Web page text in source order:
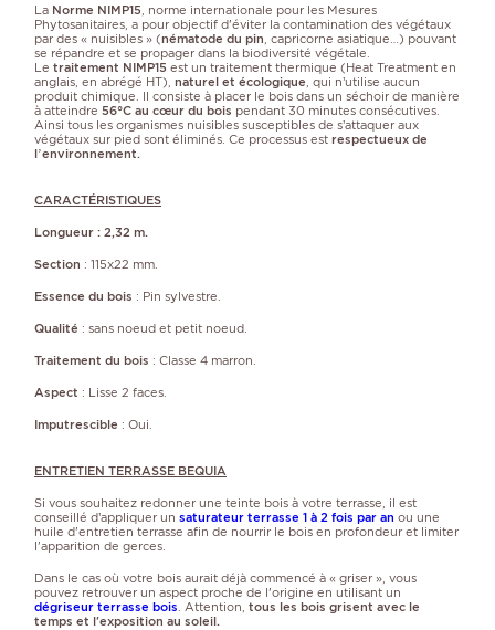
La Norme NIMP15 , norme internationale pour les Mesures
Phytosanitaires, a pour objectif d'éviter la contamination des végétaux
par des « nuisibles » (nématode du pin , capricorne asiatique…) pouvant
se répandre et se propager dans la biodiversité végétale.
Le traitement NIMP15 est un traitement thermique (Heat Treatment en
anglais, en abrégé HT), naturel et écologique , qui n’utilise aucun
produit chimique. Il consiste à placer le bois dans un séchoir de manière
à atteindre 56°C au cœur du bois pendant 30 minutes consécutives.
Ainsi tous les organismes nuisibles susceptibles de s’attaquer aux
végétaux sur pied sont éliminés. Ce processus est respectueux de
l’environnement.
CARACTÉRISTIQUES
Longueur : 2,32 m.
Section : 115x22 mm.
Essence du bois : Pin sylvestre.
Qualité : sans noeud et petit noeud.
Traitement du bois : Classe 4 marron.
Aspect : Lisse 2 faces.
Imputrescible : Oui.
ENTRETIEN TERRASSE BEQUIA
Si vous souhaitez redonner une teinte bois à votre terrasse, il est
conseillé d’appliquer un saturateur terrasse 1 à 2 fois par an ou une
huile d'entretien terrasse afin de nourrir le bois en profondeur et limiter
l'apparition de gerces.
Dans le cas où votre bois aurait déjà commencé à « griser », vous
pouvez retrouver un aspect proche de l'origine en utilisant un
dégriseur terrasse bois . Attention, tous les bois grisent avec le
temps et l'exposition au soleil.